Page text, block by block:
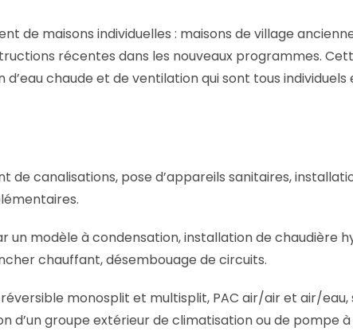
de maisons individuelles : maisons de village
récentes dans les nouveaux programmes.
chaude et de ventilation qui sont tous
de canalisations, pose d’appareils sanitaires,
un modèle à condensation, installation de chaudière
chauffant, désembouage de circuits.
monosplit et multisplit, PAC air/air et air/eau,
d’un groupe extérieur de climatisation ou de pompe